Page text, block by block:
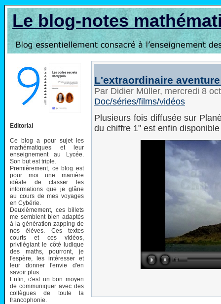
Le blog-notes
Editorial
Ce blog a pour sujet les
mathématiques et leur
enseignement au Lycée.
Son but est triple.
Premièrement, ce blog est
pour moi une manière
idéale de classer les
informations que je glâne
au cours de mes voyages
en Cybérie.
Deuxièmement, ces billets
me semblent bien adaptés
à la génération zapping de
nos élèves. Ces textes
courts et ces vidéos,
privilégiant le côté ludique
des maths, pourront, je
l'espère, les intéresser et
leur donner l'envie d'en
savoir plus.
Enfin, c'est un bon moyen
de communiquer avec des
collègues de toute la
francophonie.
L'extraordinaire
Par Didier Müller, mercredi 8
Doc/séries/films/vidéos
Plusieurs fois diffusée sur
du chiffre 1" est enfin